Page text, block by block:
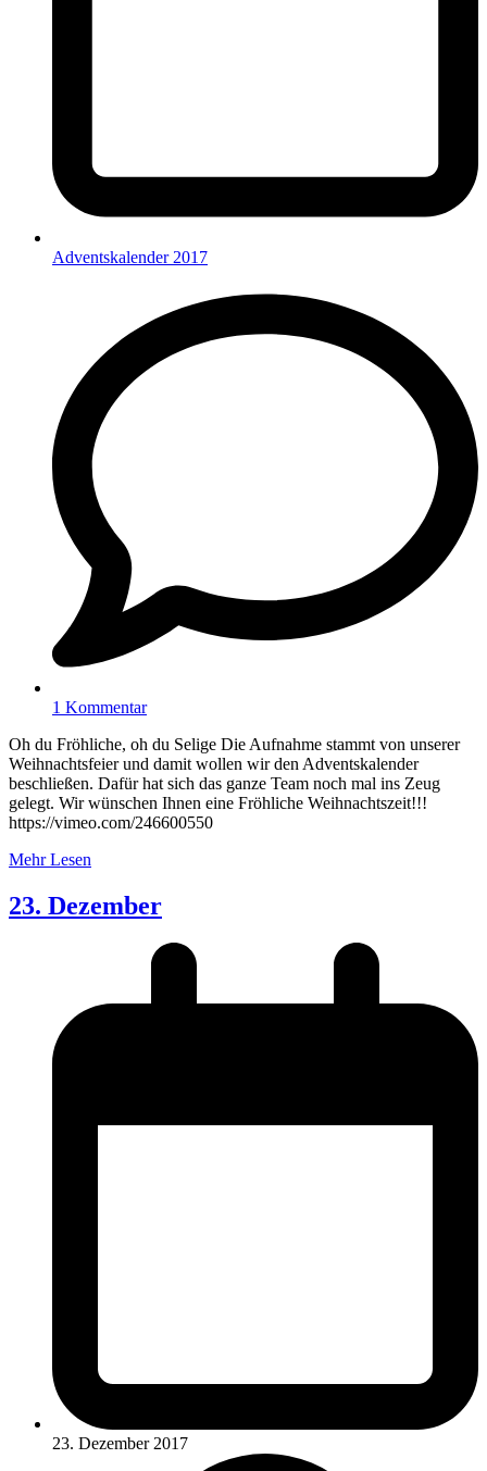
Adventskalender 2017
1 Kommentar
Oh du Fröhliche, oh du Selige Die Aufnahme stammt von unserer
Weihnachtsfeier und damit wollen wir den Adventskalender
beschließen. Dafür hat sich das ganze Team noch mal ins Zeug
gelegt. Wir wünschen Ihnen eine Fröhliche Weihnachtszeit!!!
https://vimeo.com/246600550
Mehr Lesen
23. Dezember
23. Dezember 2017